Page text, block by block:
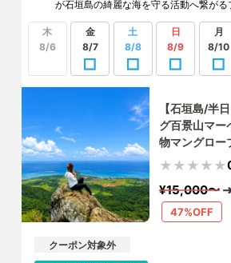
が石垣島の綺麗な海を守る活動へ繋がる
ております ♩
木
8/6
金
8/7
土
8/8
日
8/9
月
8/10
【石垣島/半
グ百景山マー
物マングロー
体験✨写真・
全て完備！
¥15,000〜
47%OFF
クーポン対象外